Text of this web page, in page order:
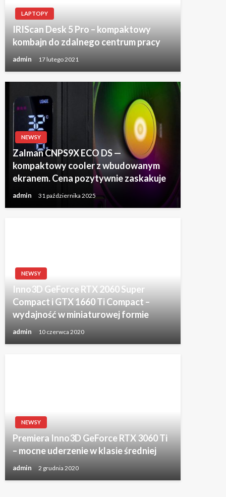
LAPTOPY
IRIScan Desk 5 Pro – kompaktowy
kombajn do zdalnego centrum pracy
admin 17 lutego 2021
NEWSY
Zalman CNPS9X ECO DS —
kompaktowy cooler z wbudowanym
ekranem. Cena pozytywnie zaskakuje
admin 31 października 2025
NEWSY
Inno3D GeForce RTX 2060 Super
Compact i GTX 1660 Ti Compact –
wydajność w miniaturowej formie
admin 10 czerwca 2020
NEWSY
Premiera Inno3D GeForce RTX 3060 Ti
– mocne uderzenie w klasie średniej
admin 2 grudnia 2020